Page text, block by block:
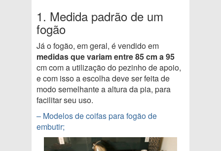
1. Medida padrão de um
fogão
Já o fogão, em geral, é vendido em
medidas que variam entre 85 cm a 95
cm com a utilização do pezinho de apoio,
e com isso a escolha deve ser feita de
modo semelhante a altura da pia, para
facilitar seu uso.
– Modelos de coifas para fogão de
embutir;